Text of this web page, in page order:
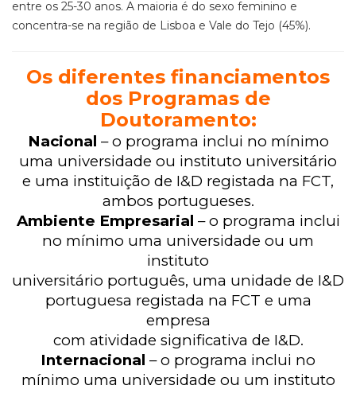
entre os 25-30 anos. A maioria é do sexo feminino e
concentra-se na região de Lisboa e Vale do Tejo (45%).
Os diferentes financiamentos
dos Programas de
Doutoramento:
Nacional –o programa inclui no mínimo
uma universidade ou instituto universitário
e uma instituição de I&D registada na FCT,
ambos portugueses.
Ambiente Empresarial – o programa inclui
no mínimo uma universidade ou um
instituto
universitário português, uma unidade de I&D
portuguesa registada na FCT e uma
empresa
com atividade significativa de I&D.
Internacional – o programa inclui no
mínimo uma universidade ou um instituto